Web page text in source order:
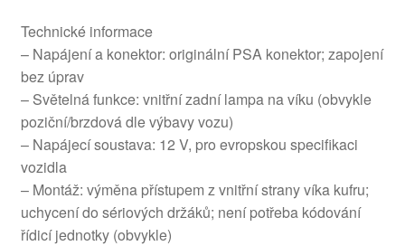
Technické informace
– Napájení a konektor: originální PSA konektor; zapojení
bez úprav
– Světelná funkce: vnitřní zadní lampa na víku (obvykle
poziční/brzdová dle výbavy vozu)
– Napájecí soustava: 12 V, pro evropskou specifikaci
vozidla
– Montáž: výměna přístupem z vnitřní strany víka kufru;
uchycení do sériových držáků; není potřeba kódování
řídicí jednotky (obvykle)